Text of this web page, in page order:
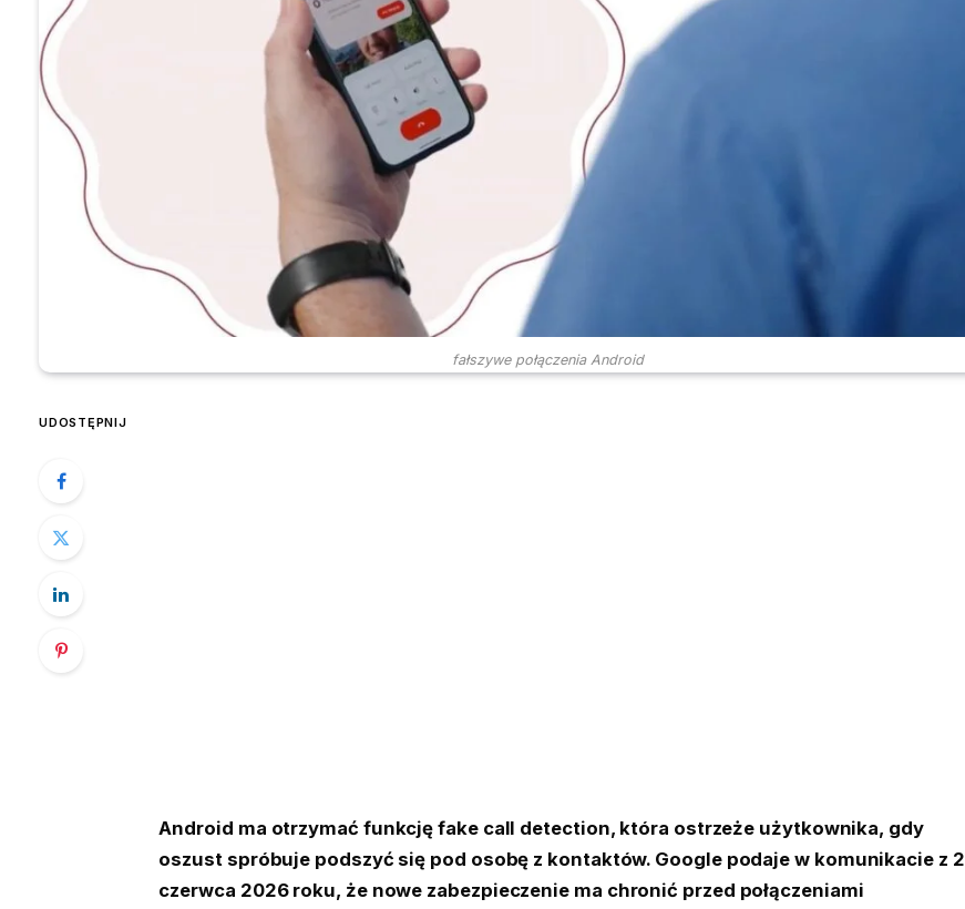
fałszywe połączenia Android
UDOSTĘPNIJ
Android ma otrzymać funkcję fake call detection, która ostrzeże użytkownika, gdy
oszust spróbuje podszyć się pod osobę z kontaktów. Google podaje w komunikacie z 2
czerwca 2026 roku, że nowe zabezpieczenie ma chronić przed połączeniami